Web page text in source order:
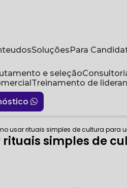
Soluções Para
e seleção
Treinamento de
usar rituais simples de cultura para
rituais simples de